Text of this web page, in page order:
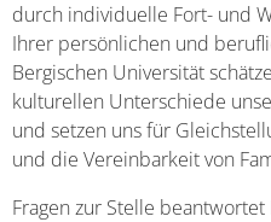
durch individuelle Fort- und
Ihrer persönlichen und
Bergischen Universität
kulturellen Unterschiede
und setzen uns für
und die Vereinbarkeit von
Fragen zur Stelle